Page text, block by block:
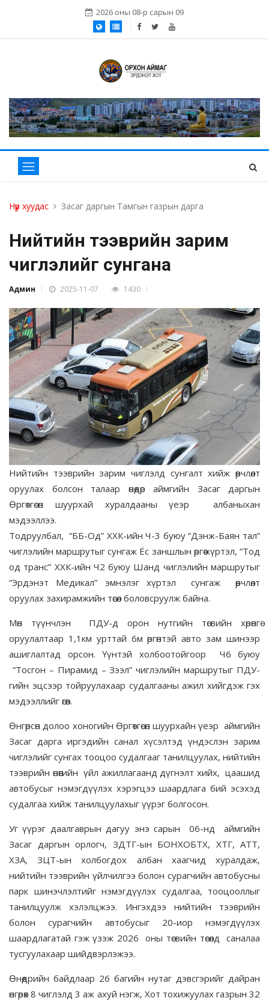
2026 оны 08-р сарын 09
Нүүр хуудас Засаг даргын Тамгын газрын дарга
Нийтийн тээврийн зарим
чиглэлийг сунгана
Админ 2025-11-07 1430
Нийтийн тээврийн зарим чиглэлд сунгалт хийж өөрчлөлт
оруулах болсон талаар өнөөдөр аймгийн Засаг даргын
Өргөтгөсөн шуурхай хуралдааны үеэр албаныхан
мэдээллээ.
Тодруулбал, “ББ-Од” ХХК-ийн Ч-3 буюу “Дэнж-Баян тал”
чиглэлийн маршрутыг сунгаж Ёс заншлын өргөө хүртэл, “Тод
од транс” ХХК-ийн Ч2 буюу Шанд чиглэлийн маршрутыг
“Эрдэнэт Медикал” эмнэлэг хүртэл сунгаж өөрчлөлт
оруулах захирамжийн төсөл боловсруулж байна.
Мөн түүнчлэн ПДУ-д орон нутгийн төсвийн хөрөнгө
оруулалтаар 1,1км урттай 6м өргөнтэй авто зам шинээр
ашиглалтад орсон. Үүнтэй холбоотойгоор Ч6 буюу
“Тосгон – Пирамид – Зээл” чиглэлийн маршрутыг ПДУ-
гийн эцсээр тойруулахаар судалгааны ажил хийгдэж гэх
мэдээллийг өгөв.
Өнгөрсөн долоо хоногийн Өргөтгөсөн шуурхайн үеэр аймгийн
Засаг дарга иргэдийн санал хүсэлтэд үндэслэн зарим
чиглэлийг сунгах тооцоо судалгааг танилцуулах, нийтийн
тээврийн өнөөгийн үйл ажиллагаанд дүгнэлт хийх, цаашид
автобусыг нэмэгдүүлэх хэрэгцээ шаардлага бий эсэхэд
судалгаа хийж танилцуулахыг үүрэг болгосон.
Уг үүрэг даалгаврын дагуу энэ сарын 06-нд аймгийн
Засаг даргын орлогч, ЗДТГ-ын БОНХОБТХ, ХТГ, АТТ,
ХЗА, ЗЦТ-ын холбогдох албан хаагчид хуралдаж,
нийтийн тээврийн үйлчилгээ болон сурагчийн автобусны
парк шинэчлэлтийг нэмэгдүүлэх судалгаа, тооцооллыг
танилцуулж хэлэлцжээ. Ингэхдээ нийтийн тээврийн
болон сурагчийн автобусыг 20-иор нэмэгдүүлэх
шаардлагатай гэж үзэж 2026 оны төсвийн төсөлд саналаа
тусгуулахаар шийдвэрлэжээ.
Өнөөдрийн байдлаар 26 багийн нутаг дэвсгэрийг дайран
өнгөрөх 8 чиглэлд 3 аж ахуй нэгж, Хот тохижуулах газрын 32